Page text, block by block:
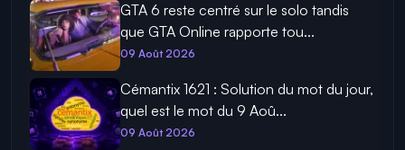
GTA 6 reste centré sur le solo tandis
que GTA Online rapporte tou...
09 Août 2026
Cémantix 1621 : Solution du mot du jour,
quel est le mot du 9 Aoû...
09 Août 2026